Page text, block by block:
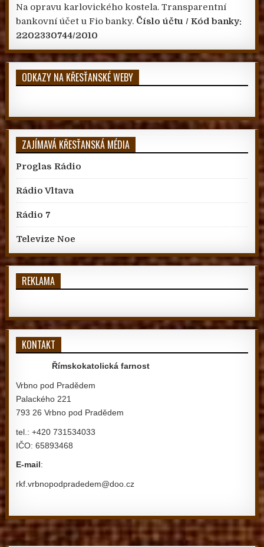
Na opravu karlovického kostela. Transparentní
bankovní účet u Fio banky. Číslo účtu / Kód banky:
2202330744/2010
ODKAZY NA KŘESŤANSKÉ WEBY
ZAJÍMAVÁ KŘESŤANSKÁ MÉDIA
Proglas Rádio
Rádio Vltava
Rádio 7
Televize Noe
REKLAMA
KONTAKT
Římskokatolická farnost
Vrbno pod Pradědem
Palackého 221
793 26 Vrbno pod Pradědem
tel.: +420 731534033
IČO: 65893468
E-mail:
rkf.vrbnopodpradedem@doo.cz